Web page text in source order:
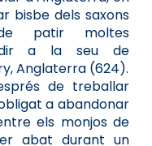
bisbe dels saxons
patir moltes
a la seu de
Anglaterra (624).
de treballar
a abandonar
els monjos de
abat durant un